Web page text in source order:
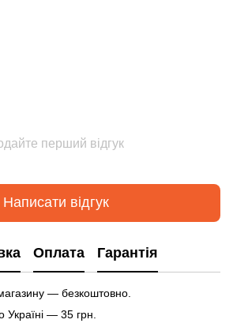
перший відгук
Написати відгук
Оплата Гарантія
— безкоштовно.
— 35 грн.